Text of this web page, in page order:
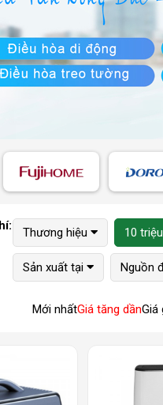
Thương hiệu 10
Sản xuất tại Nguồn
Mới nhấtGiá tăng dầnGiá